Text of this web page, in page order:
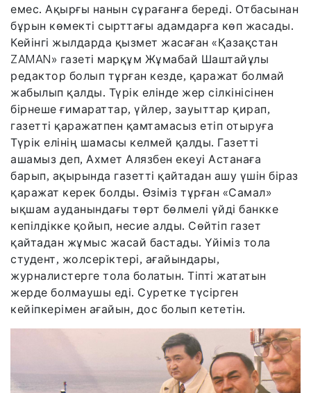
емес. Ақырғы нанын сұрағанға береді. Отбасынан
бұрын көмекті сырттағы адамдарға көп жасады.
Кейінгі жылдарда қызмет жасаған «Қазақстан
ZAMAN» газеті марқұм Жұмабай Шаштайұлы
редактор болып тұрған кезде, қаражат болмай
жабылып қалды. Түрік елінде жер сілкінісінен
бірнеше ғимараттар, үйлер, зауыттар қирап,
газетті қаражатпен қамтамасыз етіп отыруға
Түрік елінің шамасы келмей қалды. Газетті
ашамыз деп, Ахмет Алязбен екеуі Астанаға
барып, ақырында газетті қайтадан ашу үшін біраз
қаражат керек болды. Өзіміз тұрған «Самал»
ықшам ауданындағы төрт бөлмелі үйді банкке
кепілдікке қойып, несие алды. Сөйтіп газет
қайтадан жұмыс жасай бастады. Үйіміз тола
студент, жолсеріктері, ағайындары,
журналистерге тола болатын. Тіпті жататын
жерде болмаушы еді. Суретке түсірген
кейіпкерімен ағайын, дос болып кететін.